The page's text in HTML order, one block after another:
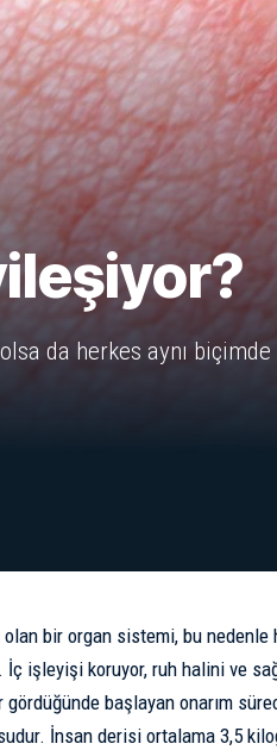
da herkes aynı
bir organ sistemi, bu
işleyişi koruyor, ruh halini ve
başlayan onarım
İnsan derisi ortalama 3,5